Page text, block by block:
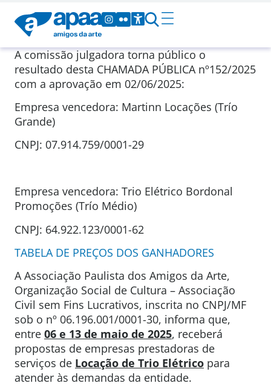
A comissão julgadora torna público o
resultado desta CHAMADA PÚBLICA nº152/2025
com a aprovação em 02/06/2025:
Empresa vencedora: Martinn Locações (Trío
Grande)
CNPJ: 07.914.759/0001-29
Empresa vencedora: Trio Elétrico Bordonal
Promoções (Trío Médio)
CNPJ: 64.922.123/0001-62
TABELA DE PREÇOS DOS GANHADORES
A Associação Paulista dos Amigos da Arte,
Organização Social de Cultura – Associação
Civil sem Fins Lucrativos, inscrita no CNPJ/MF
sob o nº 06.196.001/0001-30, informa que,
entre 06 e 13 de maio de 2025, receberá
propostas de empresas prestadoras de
serviços de Locação de Trio Elétrico para
atender às demandas da entidade.